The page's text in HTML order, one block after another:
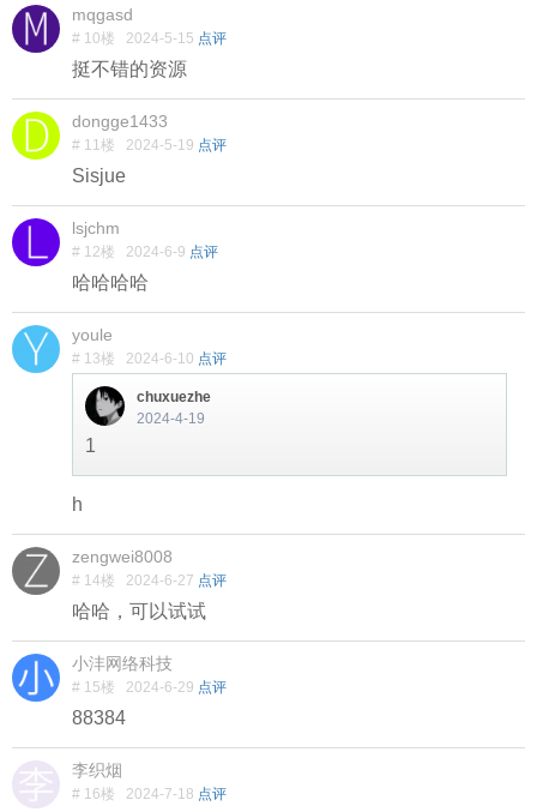
mqgasd
# 10楼 2024-5-15 点评
挺不错的资源
dongge1433
# 11楼 2024-5-19 点评
Sisjue
lsjchm
# 12楼 2024-6-9 点评
哈哈哈哈
youle
# 13楼 2024-6-10 点评
chuxuezhe
2024-4-19
1
h
zengwei8008
# 14楼 2024-6-27 点评
哈哈，可以试试
小沣网络科技
# 15楼 2024-6-29 点评
88384
李织烟
# 16楼 2024-7-18 点评